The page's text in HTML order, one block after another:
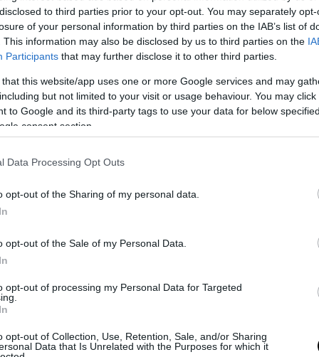
to third parties prior to your opt-out. You may separately
of your personal information by third parties on the IAB’s list of
This information may also be disclosed by us to third parties on the
Participants that may further disclose it to other third parties.
that this website/app uses one or more Google services and may
but not limited to your visit or usage behaviour. You may
to Google and its third-party tags to use your data for below
consent section.
Data Processing Opt Outs
opt-out of the Sharing of my personal data.
opt-out of the Sale of my Personal Data.
opt-out of processing my Personal Data for Targeted
opt-out of Collection, Use, Retention, Sale, and/or Sharing
Data that Is Unrelated with the Purposes for which it
916bt43ofi
(@loraavra)March 12, 2025
καταδρομική επιχείρηση των Ρώσων
αερίου έχει προκαλέσει σοκ στην
ιστορία και θεωρείται δεδομένο ότι θα
Νεκρός 48χρονος οδηγός φορτηγού μετά από
ισορροπίας που δείχνει αν κινδυνεύετε να
10ετία
«Θα γίνετε ρόμπα – Σας στέλνω γλυκά την
Αντίπαρο»